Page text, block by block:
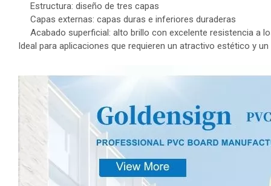
Estructura: diseño de tres capas
Capas externas: capas duras e inferiores duraderas
Acabado superficial: alto brillo con excelente resistencia a
Ideal para aplicaciones que requieren un atractivo estético y